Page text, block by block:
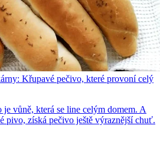
Křupavé pečivo, které provoní celý
vůně, která se line celým domem. A
pivo, získá pečivo ještě výraznější chuť.